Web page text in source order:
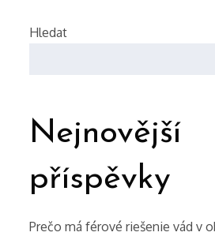
Hledat
Nejnovější
příspěvky
Prečo má férové riešenie vád v